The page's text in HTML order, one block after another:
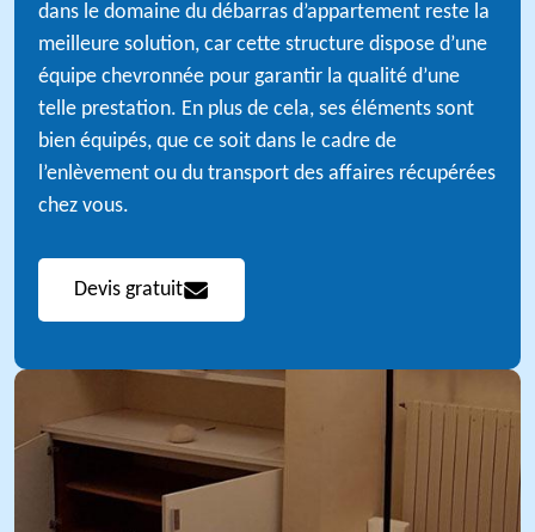
dans le domaine du débarras d’appartement reste la
meilleure solution, car cette structure dispose d’une
équipe chevronnée pour garantir la qualité d’une
telle prestation. En plus de cela, ses éléments sont
bien équipés, que ce soit dans le cadre de
l’enlèvement ou du transport des affaires récupérées
chez vous.
Devis gratuit